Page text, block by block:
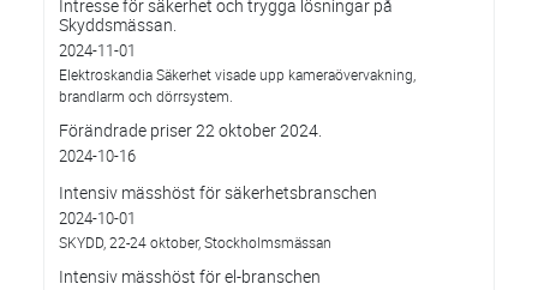
Intresse för säkerhet och trygga lösningar på
Skyddsmässan.
2024-11-01
Elektroskandia Säkerhet visade upp kameraövervakning,
brandlarm och dörrsystem.
Förändrade priser 22 oktober 2024.
2024-10-16
Intensiv mässhöst för säkerhetsbranschen
2024-10-01
SKYDD, 22-24 oktober, Stockholmsmässan
Intensiv mässhöst för el-branschen